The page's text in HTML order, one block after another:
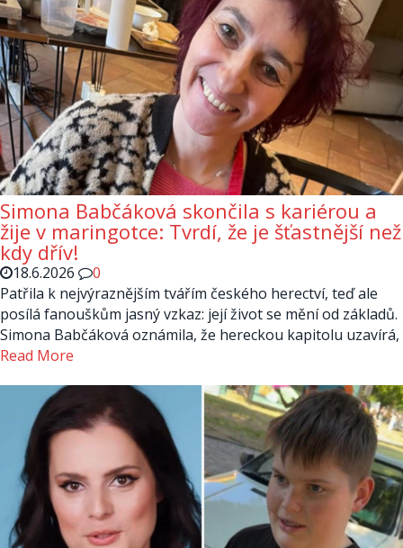
Simona Babčáková skončila s kariérou a
žije v maringotce: Tvrdí, že je šťastnější než
kdy dřív!
18.6.2026
0
Patřila k nejvýraznějším tvářím českého herectví, teď ale
posílá fanouškům jasný vzkaz: její život se mění od základů.
Simona Babčáková oznámila, že hereckou kapitolu uzavírá,
Read More